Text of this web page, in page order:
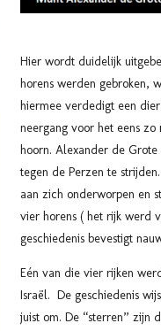
Hier wordt duidelijk
horens werden gebroken,
hiermee verdedigt een
neergang voor het eens
hoorn. Alexander de
tegen de Perzen te
aan zich onderworpen en
vier horens ( het rijk werd
geschiedenis bevestigt
Eén van die vier rijken
Israël. De geschiedenis
juist om. De “sterren” zijn